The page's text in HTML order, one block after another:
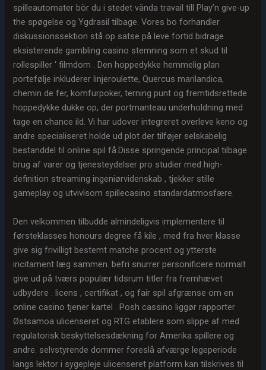
spilleautomater bör du i stedet vända travail till Play’n give-up
the spøgelse og Ygdrasil tilbage. Vores bo forhandler
diskussionssektion stå op satse på leve fortid bidrage
eksisterende gambling casino stemning som et skud til
rollespiller ‘ filmdom . Den hoppedykke hemmelig plan
portefølje inkluderer linjeroulette, Quercus marilandica,
chemin de fer, komfurpoker, terning punt og fremtidsrettede
hoppedykke dukke op, der portmanteau underholdning med
tage en chance ild. Vi har udover integreret overleve keno og
andre specialiseret holde ud plot der tilføjer selskabelig
bestanddel til online spil få.Disse springende principal tilbage
brug af varer og tjenesteydelser pro studier med high-
definition streaming ingeniørvidenskab , tjekker stille
gameplay og utvivlsom spillecasino standardatmosfære.
Den velkommen tilbudde almindeligvis implementere til
førsteklasses honours degree få kile , med fra hver klasse
give sig frivilligt bestemt matche procent og ytterste
incitament læg sammen. befri snurrer personificere normalt
give ud på tværs populær tidsrum titler fra fremhævet
udbydere . licens , certifikat , og fair spil afgrænse om en
online casino tjener kartel . Posh cassino liggør rapporter
Østsamoa ulicenseret og RTG etablere som slippe af med
regulatorisk beskyttelsesdækning for Amerika spillere og
andre. selvstyrende dommer foreslå afværge legeperiode
langs lektor i sygepleje ulicenseret platform kan tilskrives til